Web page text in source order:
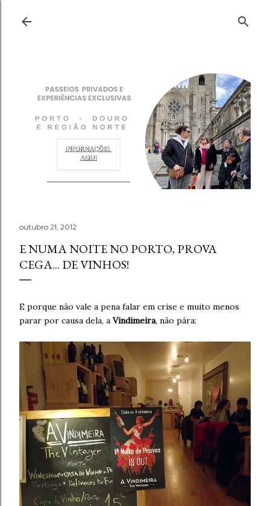
outubro 21, 2012
E NUMA NOITE NO PORTO, PROVA
CEGA... DE VINHOS!
E porque não vale a pena falar em crise e muito menos
parar por causa dela, a Vindimeira, não pára: